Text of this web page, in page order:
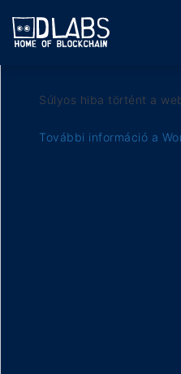
Súlyos hiba történt a
További információ a